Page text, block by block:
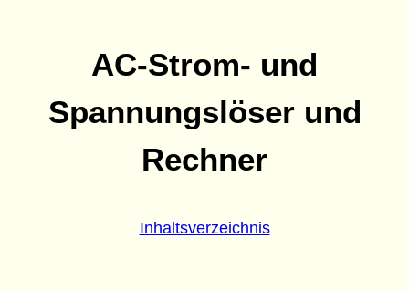
AC-Strom- und
Spannungslöser und
Rechner
Inhaltsverzeichnis